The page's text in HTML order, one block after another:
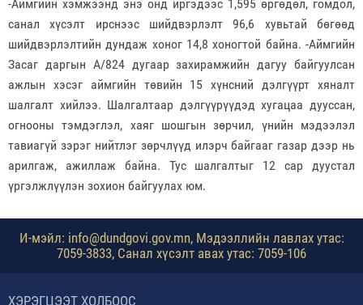
-Аймгийн хэмжээнд энэ онд иргэдээс 1,595 өргөдөл, гомдол,
санал хүсэлт ирснээс шийдвэрлэлт 96,6 хувьтай бөгөөд
шийдвэрлэлтийн дундаж хоног 14,8 хоногтой байна. -Аймгийн
Засаг даргын А/824 дугаар захирамжийн дагуу байгуулсан
ажлын хэсэг аймгийн төвийн 15 хүнсний дэлгүүрт хяналт
шалгалт хийлээ. Шалгалтаар дэлгүүрүүдэд хугацаа дууссан,
огнооны тэмдэглэл, хаяг шошгын зөрчил, үнийн мэдээлэл
тавиагүй зэрэг нийтлэг зөрчлүүд илэрч байгааг газар дээр нь
арилгаж, ажиллаж байна. Тус шалгалтыг 12 сар дуустал
үргэлжлүүлэн зохион байгуулах юм.
И-мэйл: info@dundgovi.gov.mn, Мэдээллийн лавлах утас:
7059-3833, Санал хүсэлт авах утас: 7059-106
ХЭРЭГЦЭЭТ ХОЛБООС